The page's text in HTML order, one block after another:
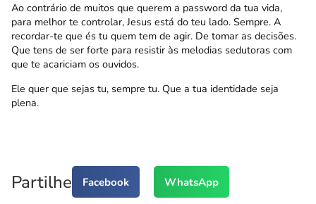
Ao contrário de muitos que querem a password da tua vida,
para melhor te controlar, Jesus está do teu lado. Sempre. A
recordar-te que és tu quem tem de agir. De tomar as decisões.
Que tens de ser forte para resistir às melodias sedutoras com
que te acariciam os ouvidos.
Ele quer que sejas tu, sempre tu. Que a tua identidade seja
plena.
Partilhe Facebook WhatsApp